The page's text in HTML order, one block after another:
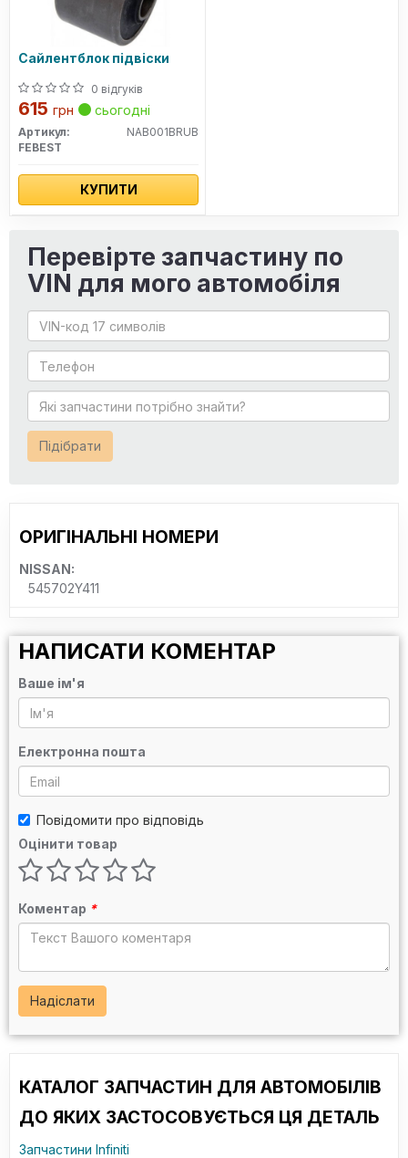
Сайлентблок підвіски
0 відгуків
615 грн сьогодні
Артикул:
NAB001BRUB
FEBEST
КУПИТИ
Перевірте запчастину по
VIN для мого автомобіля
Підібрати
ОРИГІНАЛЬНІ НОМЕРИ
NISSAN:
545702Y411
НАПИСАТИ КОМЕНТАР
Ваше ім'я
Електронна пошта
Повідомити про відповідь
Оцінити товар
Коментар *
Надіслати
КАТАЛОГ ЗАПЧАСТИН ДЛЯ АВТОМОБІЛІВ
ДО ЯКИХ ЗАСТОСОВУЄТЬСЯ ЦЯ ДЕТАЛЬ
Запчастини Infiniti